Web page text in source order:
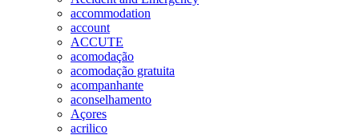
accommodation
account
ACCUTE
acomodação
acomodação gratuita
acompanhante
aconselhamento
Açores
acrilico